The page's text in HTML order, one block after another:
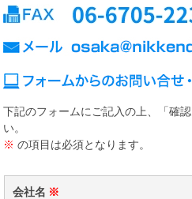
下記のフォームにご記入の上、「確
い。
※ の項目は必須となります。
会社名 ※